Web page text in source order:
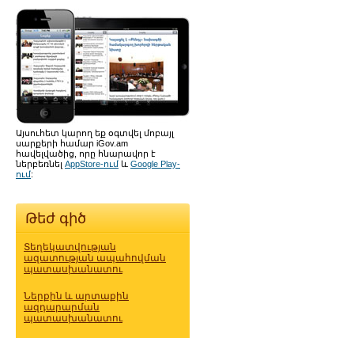
Այսուհետ կարող եք օգտվել մոբայլ
սարքերի համար iGov.am
հավելվածից, որը հնարավոր է
ներբեռնել AppStore-ում և Google Play-
ում:
Թեժ գիծ
Տեղեկատվության
ազատության ապահովման
պատասխանատու
Ներքին և արտաքին
ազդարարման
պատասխանատու